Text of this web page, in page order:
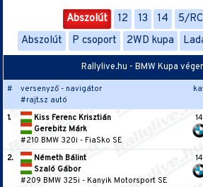
Abszolút 12 13 14 5/
Abszolút
P csoport 2WD kupa
Rallylive.hu - BMW Kupa
#
versenyző - navigátor
#rajt.sz autó
1.
Kiss Ferenc Krisztián
Gerebitz Márk
#210 BMW 320i - FiaSko SE
14
2.
Németh Bálint
Szaló Gábor
#209 BMW 325i - Kanyik Motorsport SE
14